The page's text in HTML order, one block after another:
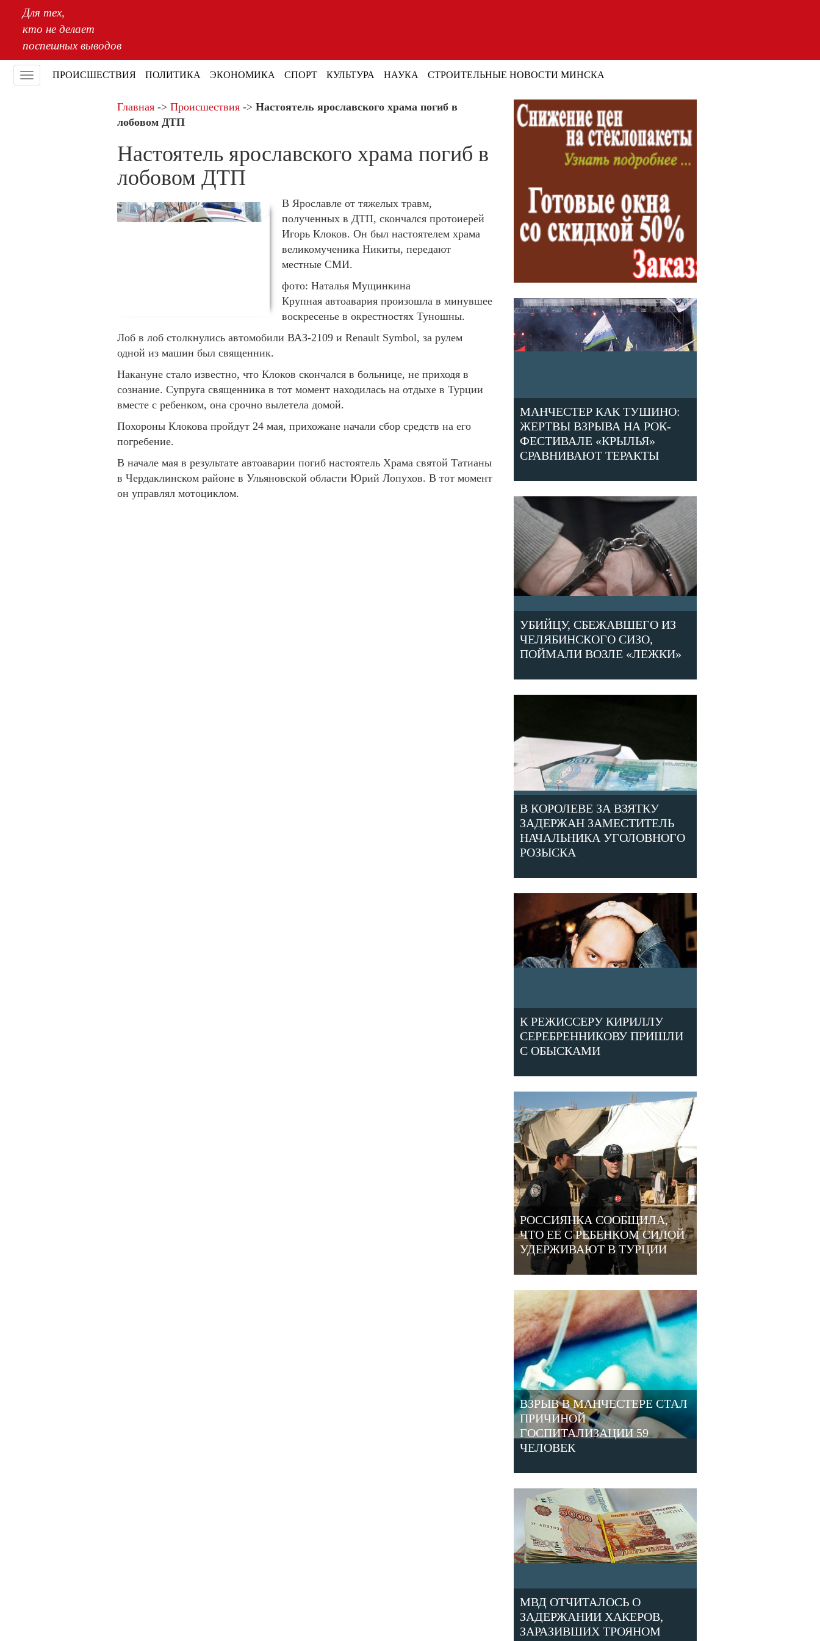
Для тех,
кто не делает
поспешных выводов
Меню ПРОИСШЕСТВИЯ ПОЛИТИКА ЭКОНОМИКА СПОРТ КУЛЬТУРА НАУКА СТРОИТЕЛЬНЫЕ НОВОСТИ МИНСКА
Главная -> Происшествия -> Настоятель ярославского храма погиб в
лобовом ДТП
Настоятель ярославского храма погиб в
лобовом ДТП
В Ярославле от тяжелых травм,
полученных в ДТП, скончался протоиерей
Игорь Клоков. Он был настоятелем храма
великомученика Никиты, передают
местные СМИ.
фото: Наталья Мущинкина
Крупная автоавария произошла в минувшее
воскресенье в окрестностях Туношны.
Лоб в лоб столкнулись автомобили ВАЗ-2109 и Renault Symbol, за рулем
одной из машин был священник.
Накануне стало известно, что Клоков скончался в больнице, не приходя в
сознание. Супруга священника в тот момент находилась на отдыхе в Турции
вместе с ребенком, она срочно вылетела домой.
Похороны Клокова пройдут 24 мая, прихожане начали сбор средств на его
погребение.
В начале мая в результате автоаварии погиб настоятель Храма святой Татианы
в Чердаклинском районе в Ульяновской области Юрий Лопухов. В тот момент
он управлял мотоциклом.
МАНЧЕСТЕР КАК ТУШИНО:
ЖЕРТВЫ ВЗРЫВА НА РОК-
ФЕСТИВАЛЕ «КРЫЛЬЯ»
СРАВНИВАЮТ ТЕРАКТЫ
УБИЙЦУ, СБЕЖАВШЕГО ИЗ
ЧЕЛЯБИНСКОГО СИЗО,
ПОЙМАЛИ ВОЗЛЕ «ЛЕЖКИ»
В КОРОЛЕВЕ ЗА ВЗЯТКУ
ЗАДЕРЖАН ЗАМЕСТИТЕЛЬ
НАЧАЛЬНИКА УГОЛОВНОГО
РОЗЫСКА
К РЕЖИССЕРУ КИРИЛЛУ
СЕРЕБРЕННИКОВУ ПРИШЛИ
С ОБЫСКАМИ
РОССИЯНКА СООБЩИЛА,
ЧТО ЕЕ С РЕБЕНКОМ СИЛОЙ
УДЕРЖИВАЮТ В ТУРЦИИ
ВЗРЫВ В МАНЧЕСТЕРЕ СТАЛ
ПРИЧИНОЙ
ГОСПИТАЛИЗАЦИИ 59
ЧЕЛОВЕК
МВД ОТЧИТАЛОСЬ О
ЗАДЕРЖАНИИ ХАКЕРОВ,
ЗАРАЗИВШИХ ТРОЯНОМ